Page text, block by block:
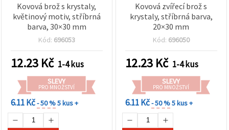
vše!" Nebo
můžete
uvést své
výběrem
daného
typu
cookies a
kliknutím
na tlačítko
"Uložit"
Přijmout
Kovová brož s krystaly,
květinový motiv, stříbrná
barva, 30×30 mm
Kód: 696053
12.23 Kč 1-4 kus
SLEVY
PRO MNOŽSTVÍ
6.11 Kč- 50 %5 kus +
Kovová zvířecí brož s
krystaly, stříbrná barva,
20×30 mm
Kód: 696050
12.23 Kč 1-4 kus
SLEVY
PRO MNOŽSTVÍ
6.11 Kč- 50 %5 kus +